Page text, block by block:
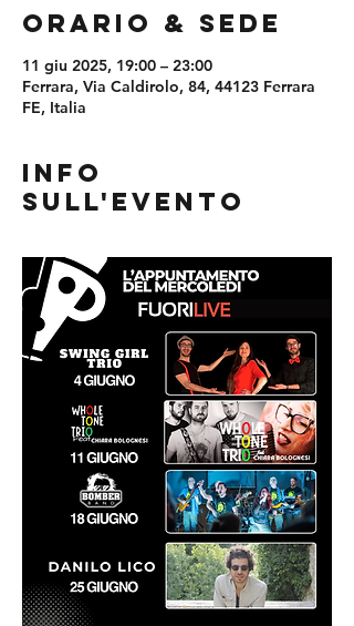
Orario & Sede
11 giu 2025, 19:00 – 23:00
Ferrara, Via Caldirolo, 84, 44123 Ferrara
FE, Italia
Info
sull'evento